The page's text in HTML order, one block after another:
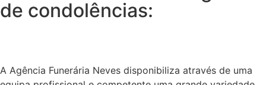
de condolências:
A Agência Funerária Neves disponibiliza através de uma